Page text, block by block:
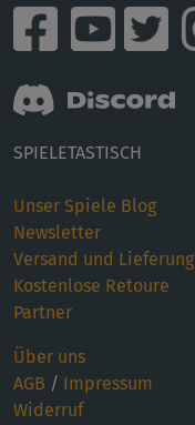
SPIELETASTISCH
Unser Spiele Blog
Newsletter
Versand und Lieferung
Kostenlose Retoure
Partner
Über uns
AGB / Impressum
Widerruf